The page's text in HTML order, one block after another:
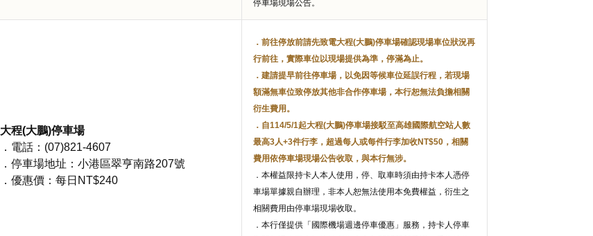
停車場現場公告。
大程(大鵬)停車場
．電話：(07)821-4607
．停車場地址：小港區翠亨南路207號
．優惠價：每日NT$240
．前往停放前請先致電大程(大鵬)停車場確認現場車位狀況再
行前往，實際車位以現場提供為準，停滿為止。
．建請提早前往停車場，以免因等候車位延誤行程，若現場
額滿無車位致停放其他非合作停車場，本行恕無法負擔相關
衍生費用。
．自114/5/1起大程(大鵬)停車場接駁至高雄國際航空站人數
最高3人+3件行李，超過每人或每件行李加收NT$50，相關
費用依停車場現場公告收取，與本行無涉。
．本權益限持卡人本人使用，停、取車時須由持卡本人憑停
車場單據親自辦理，非本人恕無法使用本免費權益，衍生之
相關費用由停車場現場收取。
．本行僅提供「國際機場週邊停車優惠」服務，持卡人停車